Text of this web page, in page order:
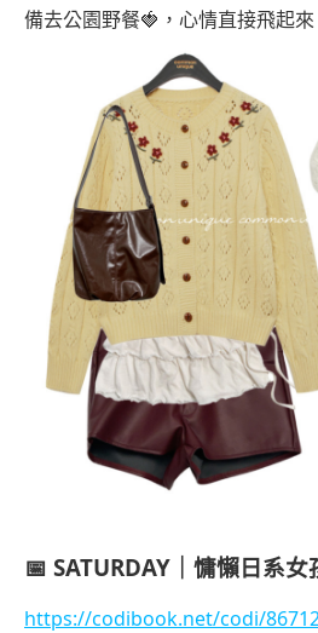
備去公園野餐🍓，心情直接飛起來
📅 SATURDAY｜慵懶日系女
https://codibook.net/codi/